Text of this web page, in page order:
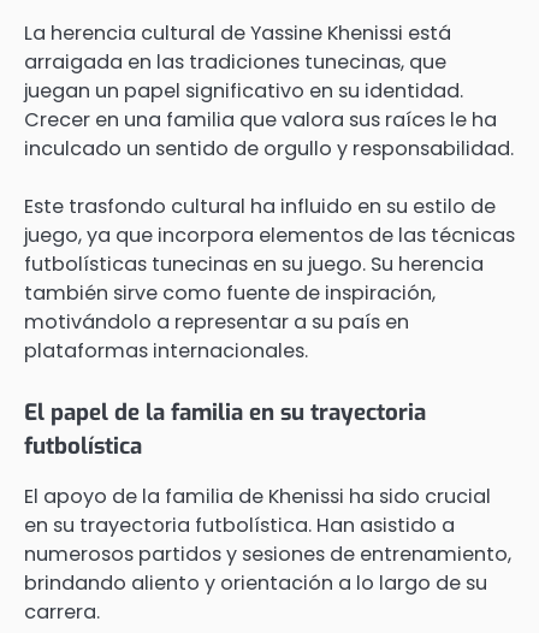
La herencia cultural de Yassine Khenissi está
arraigada en las tradiciones tunecinas, que
juegan un papel significativo en su identidad.
Crecer en una familia que valora sus raíces le ha
inculcado un sentido de orgullo y responsabilidad.
Este trasfondo cultural ha influido en su estilo de
juego, ya que incorpora elementos de las técnicas
futbolísticas tunecinas en su juego. Su herencia
también sirve como fuente de inspiración,
motivándolo a representar a su país en
plataformas internacionales.
El papel de la familia en su trayectoria
futbolística
El apoyo de la familia de Khenissi ha sido crucial
en su trayectoria futbolística. Han asistido a
numerosos partidos y sesiones de entrenamiento,
brindando aliento y orientación a lo largo de su
carrera.